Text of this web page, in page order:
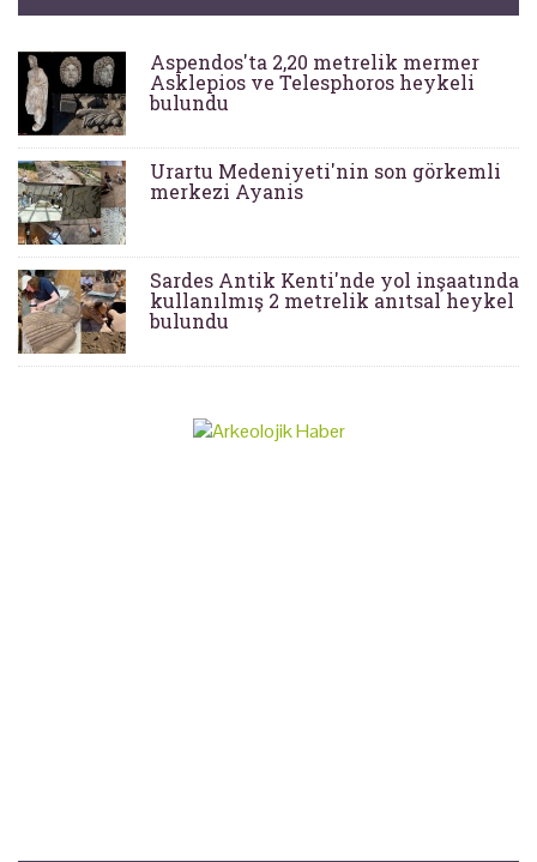
Aspendos'ta 2,20 metrelik mermer
Asklepios ve Telesphoros heykeli
bulundu
Urartu Medeniyeti'nin son görkemli
merkezi Ayanis
Sardes Antik Kenti'nde yol inşaatında
kullanılmış 2 metrelik anıtsal heykel
bulundu